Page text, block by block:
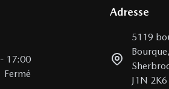
- 17:00
Fermé
Adresse
5119
Bourque,
J1N 2K6